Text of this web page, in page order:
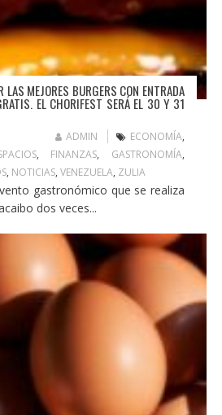
LAS MEJORES BURGERS CON ENTRADA
EL CHORIFEST SERÁ EL 30 Y 31
ADMIN ECONOMÍA,
, FINANZAS, GASTRONOMÍA,
, NOTICIAS, VENEZUELA, ZULIA
gastronómico que se realiza
dos veces...